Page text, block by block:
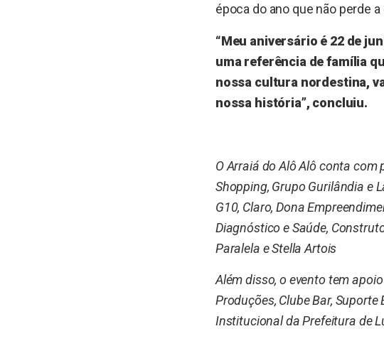
época do ano que não perde
“Meu aniversário é 22 de
uma referência de família
nossa cultura nordestina,
nossa história”, concluiu.
O Arraiá do Alô Alô conta com
Shopping, Grupo Gurilândia e
G10, Claro, Dona
Diagnóstico e Saúde,
Paralela e Stella Artois
Além disso, o evento tem
Produções, Clube Bar,
Institucional da Prefeitura de